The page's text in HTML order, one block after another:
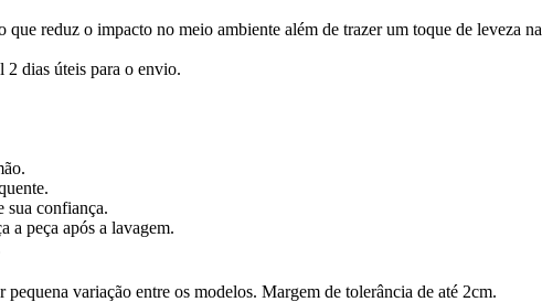
que reduz o impacto no meio ambiente além de trazer um toque de leveza na
dias úteis para o envio.
sua confiança.
a peça após a lavagem.
pequena variação entre os modelos. Margem de tolerância de até 2cm.